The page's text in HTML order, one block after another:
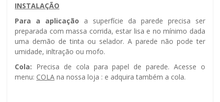
INSTALAÇÃO
Para a aplicação a superfície da parede precisa ser
preparada com massa corrida, estar lisa e no mínimo dada
uma demão de tinta ou selador. A parede não pode ter
umidade, infiltração ou mofo.
Cola: Precisa de cola para papel de parede. Acesse o
menu: COLA na nossa loja : e adquira também a cola.